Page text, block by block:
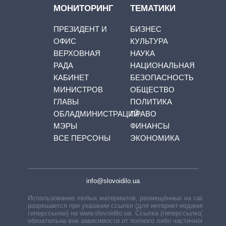
МОНИТОРИНГ
ПРЕЗИДЕНТ И
ОФИС
ВЕРХОВНАЯ
РАДА
КАБИНЕТ
МИНИСТРОВ
ГЛАВЫ
ОБЛАДМИНИСТРАЦИЙ
МЭРЫ
ВСЕ ПЕРСОНЫ
ТЕМАТИКИ
БИЗНЕС
КУЛЬТУРА
НАУКА
НАЦИОНАЛЬНАЯ
БЕЗОПАСНОСТЬ
ОБЩЕСТВО
ПОЛИТИКА
ПРАВО
ФИНАНСЫ
ЭКОНОМИКА
info@slovoidilo.ua
Использование любых материалов, размещённых на сайте,
разрешается при указании ссылки (для интернет-изданий —
гиперссылки) на www.slovoidilo.ua. Ссылка (гиперссылка)
обязательна вне зависимости от полного либо частичного